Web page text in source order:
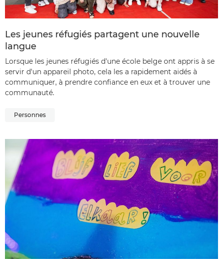
Les jeunes réfugiés partagent une nouvelle
langue
Lorsque les jeunes réfugiés d'une école belge ont appris à se
servir d'un appareil photo, cela les a rapidement aidés à
communiquer, à prendre confiance en eux et à trouver une
communauté.
Personnes